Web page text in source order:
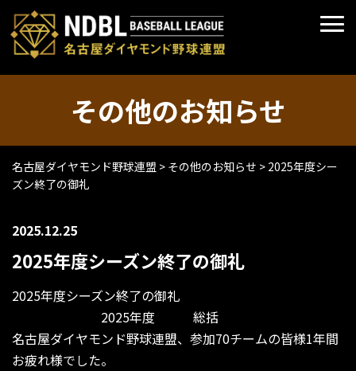
その他のお知らせ
名古屋ダイヤモンド野球連盟 > その他のお知らせ > 2025年度シー
ズン終了の御礼
2025.12.25
2025年度シーズン終了の御礼
2025年度シーズン終了の御礼
2025年度 総括
名古屋ダイヤモンド野球連盟、参加70チームの皆様1年間
お疲れ様でした。